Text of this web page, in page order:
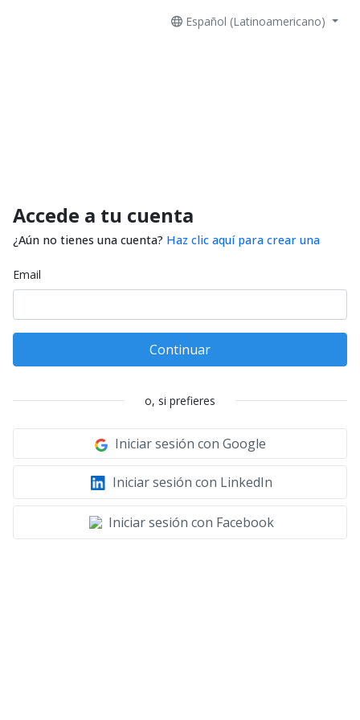
Español (Latinoamericano)
Accede a tu cuenta
¿Aún no tienes una cuenta? Haz clic aquí para crear una
Email
Continuar
o, si prefieres
Iniciar sesión con Google
Iniciar sesión con LinkedIn
Iniciar sesión con Facebook